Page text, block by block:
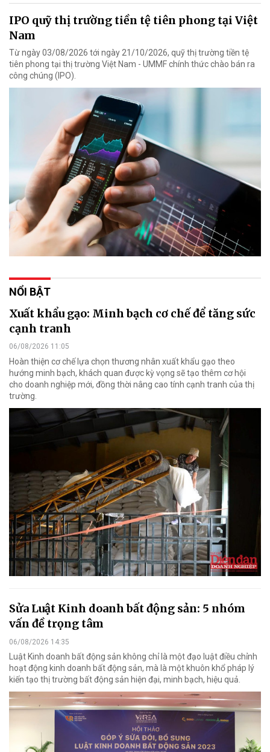
IPO quỹ thị trường tiền tệ tiên phong tại Việt
Nam
Từ ngày 03/08/2026 tới ngày 21/10/2026, quỹ thị trường tiền tệ
tiên phong tại thị trường Việt Nam - UMMF chính thức chào bán ra
công chúng (IPO).
NỔI BẬT
Xuất khẩu gạo: Minh bạch cơ chế để tăng sức
cạnh tranh
06/08/2026 11:05
Hoàn thiện cơ chế lựa chọn thương nhân xuất khẩu gạo theo
hướng minh bạch, khách quan được kỳ vọng sẽ tạo thêm cơ hội
cho doanh nghiệp mới, đồng thời nâng cao tính cạnh tranh của thị
trường.
Sửa Luật Kinh doanh bất động sản: 5 nhóm
vấn đề trọng tâm
06/08/2026 14:35
Luật Kinh doanh bất động sản không chỉ là một đạo luật điều chỉnh
hoạt động kinh doanh bất động sản, mà là một khuôn khổ pháp lý
kiến tạo thị trường bất động sản hiện đại, minh bạch, hiệu quả.